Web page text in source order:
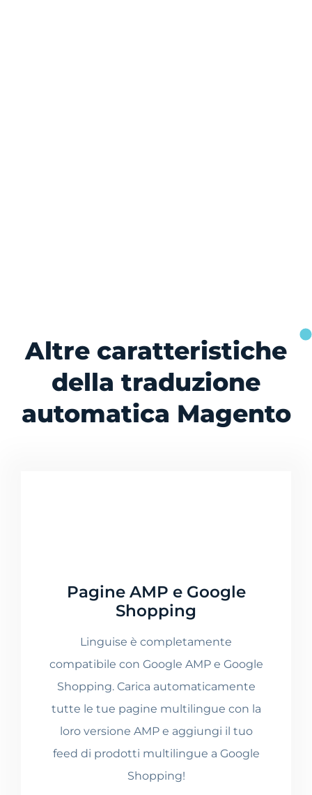
Altre caratteristiche
della traduzione
automatica Magento
Pagine AMP e Google
Shopping
Linguise è completamente
compatibile con Google AMP e Google
Shopping. Carica automaticamente
tutte le tue pagine multilingue con la
loro versione AMP e aggiungi il tuo
feed di prodotti multilingue a Google
Shopping!